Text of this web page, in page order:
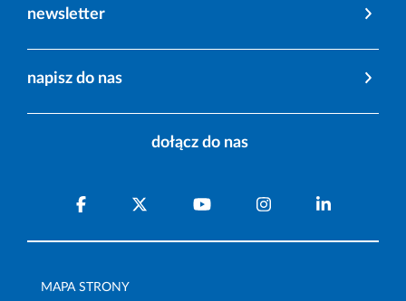
newsletter
napisz do nas
dołącz do nas
MAPA STRONY